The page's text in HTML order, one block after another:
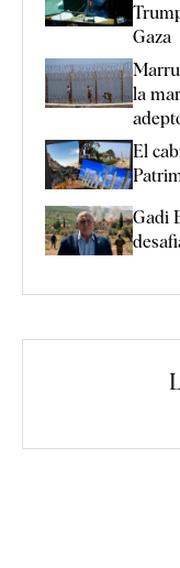
Gaza
la
El
Gadi